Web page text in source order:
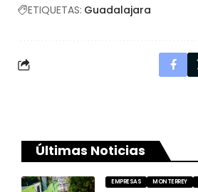
ETIQUETAS: Guadalajara
Últimas Noticias
EMPRESAS MONTERREY